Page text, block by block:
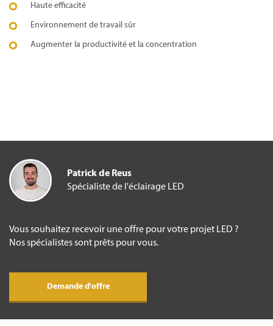
Haute efficacité
Environnement de travail sûr
Augmenter la productivité et la concentration
Patrick de Reus
Spécialiste de l'éclairage LED
Vous souhaitez recevoir une offre pour votre projet LED ?
Nos spécialistes sont prêts pour vous.
Demande d'offre